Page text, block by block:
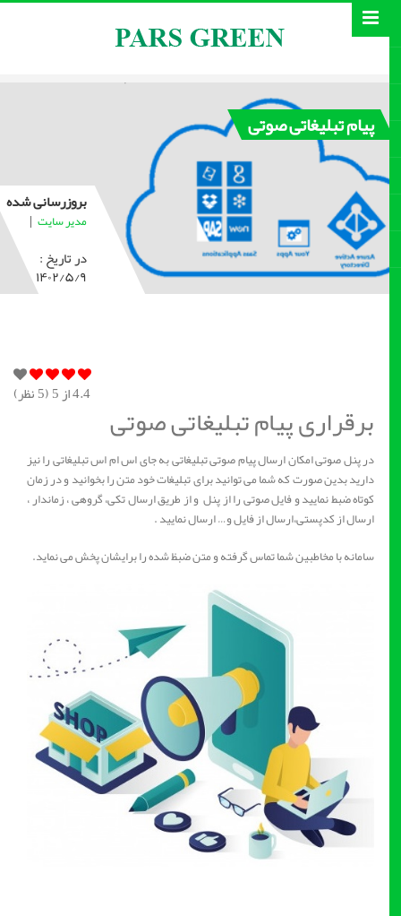
پیام تبلیغاتی صوتی
بروزرسانی شده
مدیر سایت |
در تاریخ :
۱۴۰۲/۵/۹
4.4از 5 ( 5نظر)
برقراری پیام تبلیغاتی صوتی
در پنل صوتی امکان ارسال پیام صوتی تبلیغاتی به جای اس ام اس تبلیغاتی را نیز
دارید بدین صورت که شما می توانید برای تبلیغات خود متن را بخوانید و در زمان
کوتاه ضبط نمایید و فایل صوتی را از پنل و از طریق ارسال تکی، گروهی ، زماندار ،
ارسال از کدپستی،ارسال از فایل و… ارسال نمایید .
سامانه با مخاطبین شما تماس گرفته و متن ضبظ شده را برایشان پخش می نماید.